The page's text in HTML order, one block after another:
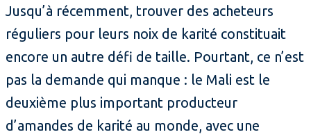
Jusqu’à récemment, trouver des acheteurs
réguliers pour leurs noix de karité constituait
encore un autre défi de taille. Pourtant, ce n’est
pas la demande qui manque : le Mali est le
deuxième plus important producteur
d’amandes de karité au monde, avec une